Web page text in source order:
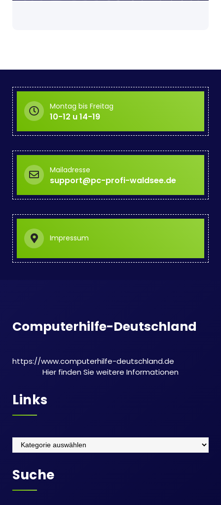
Montag bis Freitag
10-12 u 14-19
Mailadresse
support@pc-profi-waldsee.de
Impressum
Computerhilfe-Deutschland
https://www.computerhilfe-deutschland.de
Hier finden Sie weitere Informationen
Links
Links
Suche